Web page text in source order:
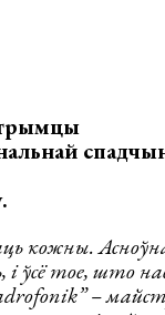
кожны.
ўсё тое, што
–